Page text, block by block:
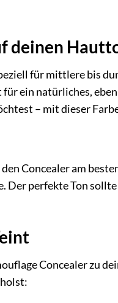
deinen
für mittlere bis
ein natürliches,
– mit dieser
Concealer am
perfekte Ton
Concealer zu